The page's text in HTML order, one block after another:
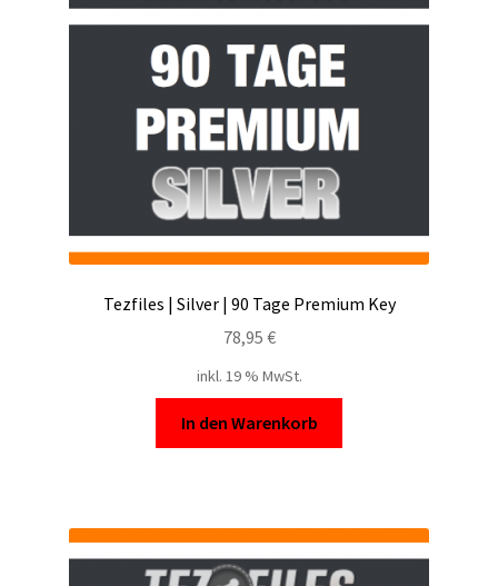
Tezfiles | Silver | 90 Tage Premium Key
78,95 €
inkl. 19 % MwSt.
In den Warenkorb